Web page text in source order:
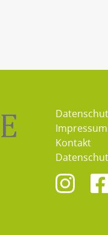
Impressum
Kontakt